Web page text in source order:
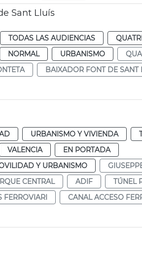
Sant Lluís
TODAS LAS AUDIENCIAS
NORMAL URBANISMO
BAIXADOR FONT DE SANT
URBANISMO Y VIVIENDA
VALENCIA
EN PORTADA
Y URBANISMO
CENTRAL ADIF
TÚNEL
FERROVIARI
CANAL ACCESO